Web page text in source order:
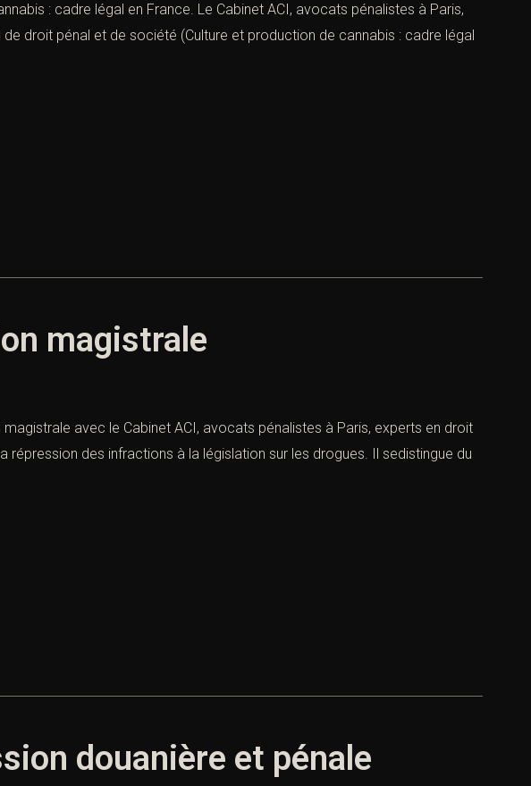
: cadre légal en France. Le Cabinet ACI, avocats pénalistes à Paris,
droit pénal et de société (Culture et production de cannabis : cadre légal
magistrale
avec le Cabinet ACI, avocats pénalistes à Paris, experts en droit
des infractions à la législation sur les drogues. Il sedistingue du
douanière et pénale